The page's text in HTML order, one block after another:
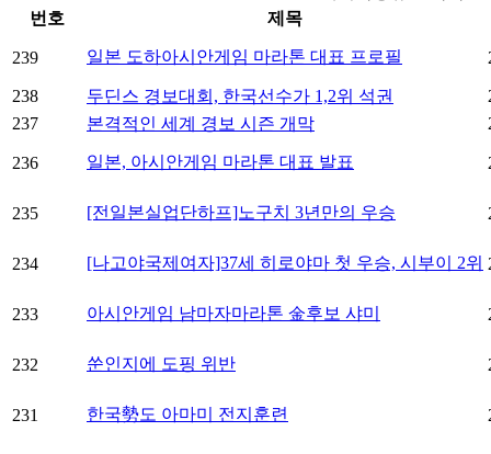
번호
제목
239 일본 도하아시안게임 마라톤 대표 프로필
238 두딘스 경보대회, 한국선수가 1,2위 석권
237
본격적인 세계 경보 시즌 개막
236 일본, 아시안게임 마라톤 대표 발표
235 [전일본실업단하프]노구치 3년만의 우승
234 [나고야국제여자]37세 히로야마 첫 우승, 시부이 2위
233 아시안게임 남마자마라톤 金후보 샤미
232 쑨인지에 도핑 위반
231 한국勢도 아마미 전지훈련